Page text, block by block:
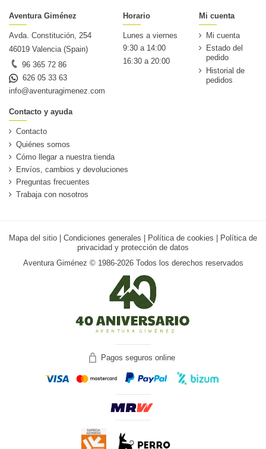
Aventura Giménez
Avda. Constitución, 254
46019 Valencia (Spain)
96 365 72 86
626 05 33 63
info@aventuragimenez.com
Horario
Lunes a viernes
9:30 a 14:00
16:30 a 20:00
Mi cuenta
Mi cuenta
Estado del
pedido
Historial de
pedidos
Contacto y ayuda
Contacto
Quiénes somos
Cómo llegar a nuestra tienda
Envíos, cambios y devoluciones
Preguntas frecuentes
Trabaja con nosotros
Mapa del sitio | Condiciones generales | Política de cookies | Política de
privacidad y protección de datos
Aventura Giménez © 1986-2026 Todos los derechos reservados
Pagos seguros online